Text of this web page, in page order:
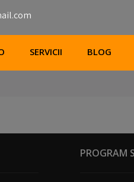
SERVICII BLOG
PROGRAM